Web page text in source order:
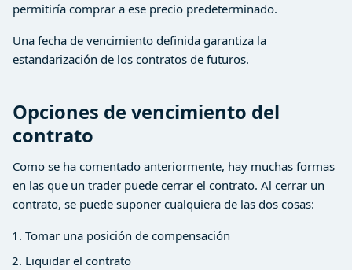
permitiría comprar a ese precio predeterminado.
Una fecha de vencimiento definida garantiza la
estandarización de los contratos de futuros.
Opciones de vencimiento del
contrato
Como se ha comentado anteriormente, hay muchas formas
en las que un trader puede cerrar el contrato. Al cerrar un
contrato, se puede suponer cualquiera de las dos cosas:
Tomar una posición de compensación
Liquidar el contrato